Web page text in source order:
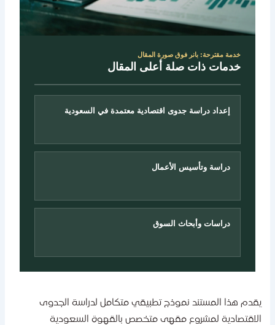
خدمة مقترحة: بانر فوق صورة المقال
خدمات ذات صلة أعلى المقال
إعداد دراسة جدوى اقتصادية معتمدة في السعودية
دراسة وتأسيس الأعمال
دراسات وأبحاث السوق
هذا المستند نموذج تطبيقي متكامل لدراسة الجدوى
لمشروع مقهى متخصص بالقهوة السعودية